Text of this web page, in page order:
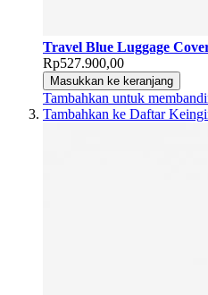
Travel Blue Luggage
Rp527.900,00
Masukkan ke keranjang
Tambahkan untuk
Tambahkan ke Daftar